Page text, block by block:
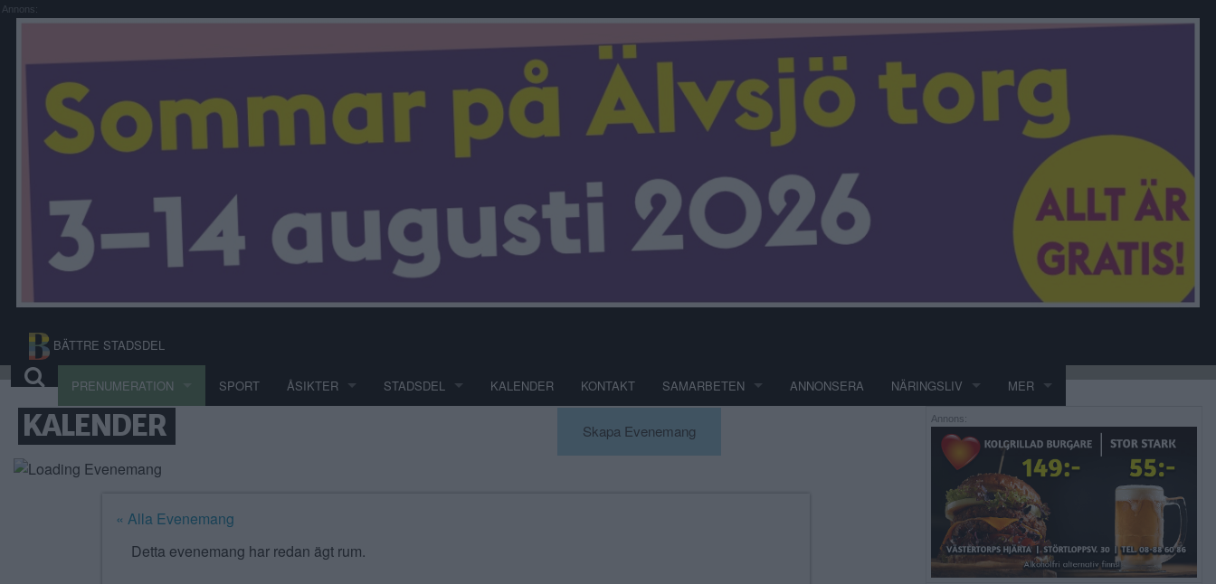
Annons:
BÄTTRE STADSDEL
PRENUMERATION SPORT ÅSIKTER STADSDEL KALENDER KONTAKT SAMARBETEN ANNONSERA NÄRINGSLIV MER
KALENDER Skapa Evenemang
« Alla Evenemang
Detta evenemang har redan ägt rum.
Annons: